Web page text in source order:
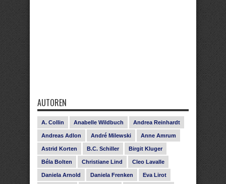
AUTOREN
A. Collin Anabelle Wildbuch Andrea Reinhardt
Andreas Adlon André Milewski Anne Amrum
Astrid Korten B.C. Schiller Birgit Kluger
Béla Bolten Christiane Lind Cleo Lavalle
Daniela Arnold Daniela Frenken Eva Lirot